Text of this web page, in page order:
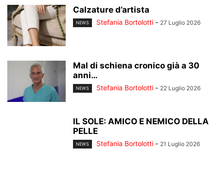
Calzature d’artista
NEWS Stefania Bortolotti - 27 Luglio 2026
Mal di schiena cronico già a 30
anni…
NEWS Stefania Bortolotti - 22 Luglio 2026
IL SOLE: AMICO E NEMICO DELLA
PELLE
NEWS Stefania Bortolotti - 21 Luglio 2026